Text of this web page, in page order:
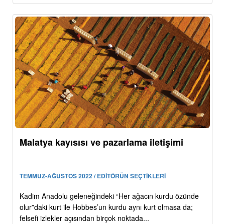
Malatya kayısısı ve pazarlama iletişimi
TEMMUZ-AĞUSTOS 2022 / EDİTÖRÜN SEÇTİKLERİ
Kadim Anadolu geleneğindeki “Her ağacın kurdu özünde
olur”daki kurt ile Hobbes’un kurdu aynı kurt olmasa da;
felsefi izlekler açısından birçok noktada...